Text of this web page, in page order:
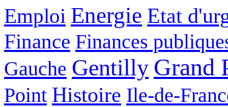
Emploi Energie Etat
Finance Finances
Gauche Gentilly Grand
Point Histoire Ile-de-